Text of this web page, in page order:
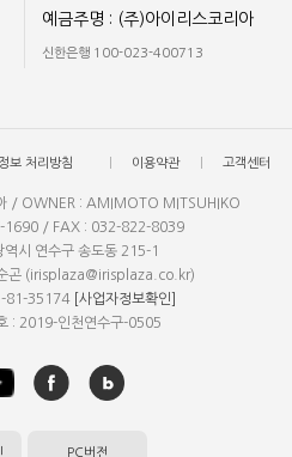
예금주명 : (주)아이리스코리아
신한은행 100-023-400713
보 처리방침 이용약관 고객센터
/ OWNER : AMIMOTO MITSUHIKO
1690 / FAX : 032-822-8039
시 연수구 송도동 215-1
곤 (irisplaza@irisplaza.co.kr)
81-35174 [사업자정보확인]
: 2019-인천연수구-0505
PC버전